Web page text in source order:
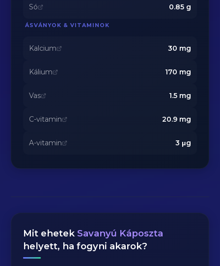
Só 0.85g
ÁSVÁNYOK & VITAMINOK
Kalcium 30 mg
Kálium 170 mg
Vas 1.5mg
C-vitamin 20.9mg
A-vitamin 3 μg
Mit ehetek Savanyú Káposzta
helyett, ha fogyni akarok?